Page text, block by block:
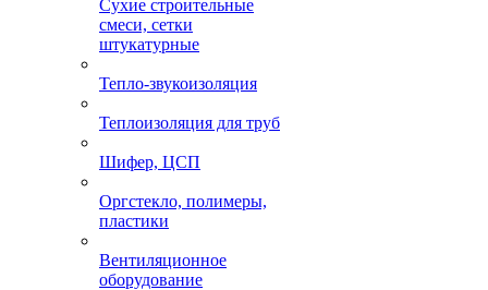
Сухие строительные
смеси, сетки
штукатурные
Тепло-звукоизоляция
Теплоизоляция для труб
Шифер, ЦСП
Оргстекло, полимеры,
пластики
Вентиляционное
оборудование